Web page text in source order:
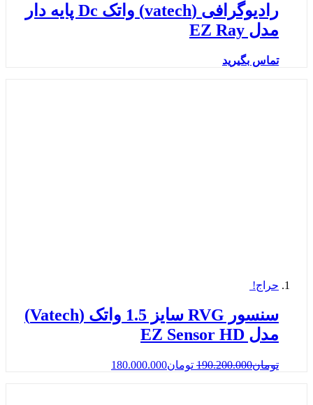
رادیوگرافی (vatech) واتک Dc پایه دار
مدل EZ Ray
تماس بگیرید
حراج!
سنسور RVG سایز 1.5 واتک (Vatech)
مدل EZ Sensor HD
تومان190.200.000 تومان180.000.000